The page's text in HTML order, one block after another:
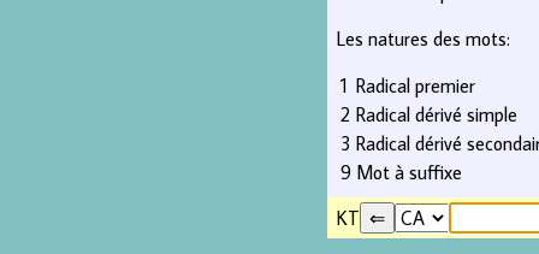
Les natures des mots:
1 Radical premier
2 Radical dérivé simple
3 Radical dérivé
9 Mot à suffixe
KT